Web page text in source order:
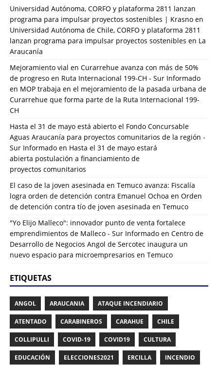
Universidad Autónoma, CORFO y plataforma 2811 lanzan
programa para impulsar proyectos sostenibles | Krasno en
Universidad Autónoma de Chile, CORFO y plataforma 2811
lanzan programa para impulsar proyectos sostenibles en La
Araucanía
Mejoramiento vial en Curarrehue avanza con más de 50%
de progreso en Ruta Internacional 199-CH - Sur Informado
en MOP trabaja en el mejoramiento de la pasada urbana de
Curarrehue que forma parte de la Ruta Internacional 199-
CH
Hasta el 31 de mayo está abierto el Fondo Concursable
Aguas Araucanía para proyectos comunitarios de la región -
Sur Informado en Hasta el 31 de mayo estará
abierta postulación a financiamiento de
proyectos comunitarios
El caso de la joven asesinada en Temuco avanza: Fiscalía
logra orden de detención contra Emanuel Ochoa en Orden
de detención contra tío de joven asesinada en Temuco
"Yo Elijo Malleco": innovador punto de venta fortalece
emprendimientos de Malleco - Sur Informado en Centro de
Desarrollo de Negocios Angol de Sercotec inaugura un
nuevo espacio para microempresarios en Temuco
ETIQUETAS
ANGOL ARAUCANIA ATAQUE INCENDIARIO
ATENTADO CARABINEROS CARAHUE CHILE
COLLIPULLI COVID-19 COVID19 CULTURA
EDUCACIÓN ELECCIONES2021 ERCILLA INCENDIO